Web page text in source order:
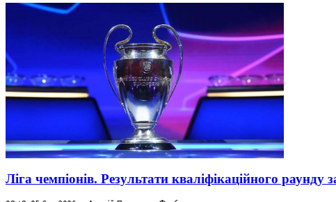
Ліга чемпіонів. Результати кваліфікаційного раунду